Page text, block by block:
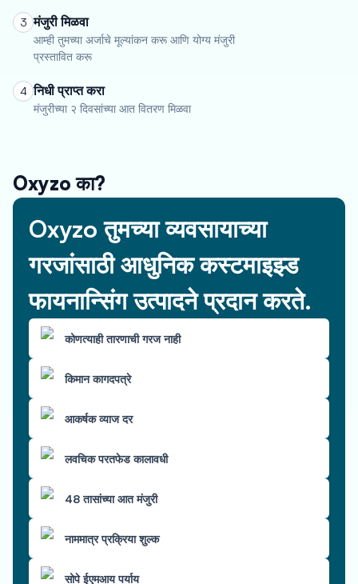
3 मंजुरी मिळवा
आम्ही तुमच्या अर्जाचे मूल्यांकन करू आणि योग्य मंजुरी
प्रस्तावित करू
4 निधी प्राप्त करा
मंजुरीच्या २ दिवसांच्या आत वितरण मिळवा
Oxyzo का?
Oxyzo तुमच्या व्यवसायाच्या
गरजांसाठी आधुनिक कस्टमाइझ्ड
फायनान्सिंग उत्पादने प्रदान करते.
कोणत्याही तारणाची गरज नाही
किमान कागदपत्रे
आकर्षक व्याज दर
लवचिक परतफेड कालावधी
48 तासांच्या आत मंजुरी
नाममात्र प्रक्रिया शुल्क
सोपे ईएमआय पर्याय